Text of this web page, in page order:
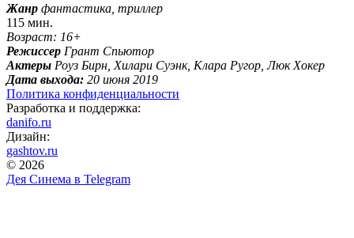
Жанр фантастика, триллер
115 мин.
Возраст: 16+
Режиссер Грант Спьютор
Актеры Роуз Бирн, Хилари Суэнк, Клара Ругор, Люк Хокер
Дата выхода: 20 июня 2019
Политика конфиденциальности
Разработка и поддержка:
danifo.ru
Дизайн:
gashtov.ru
© 2026
Дея Синема в Telegram